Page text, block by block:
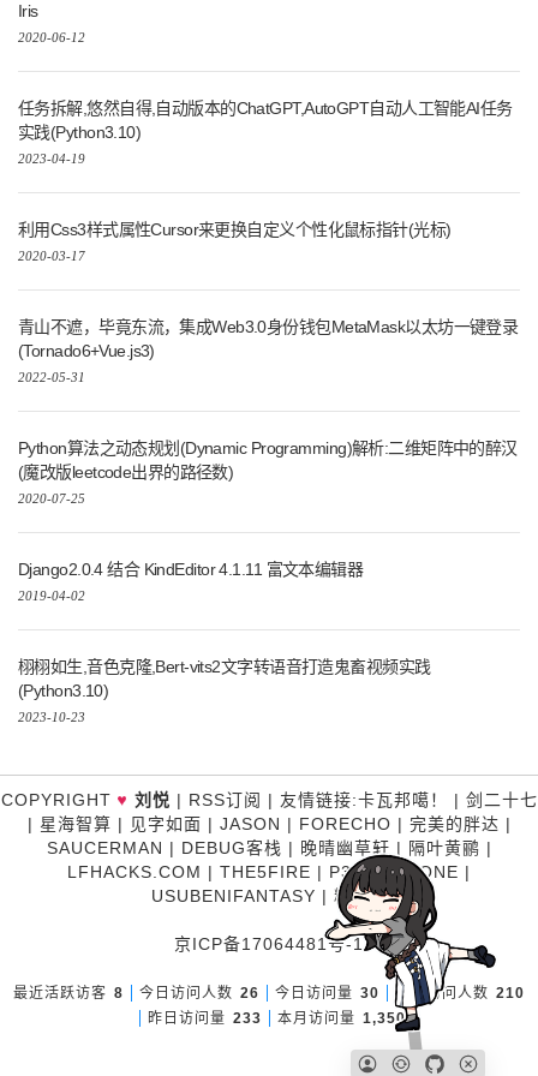
Iris
2020-06-12
任务拆解,悠然自得,自动版本的ChatGPT,AutoGPT自动人工智能AI任务
实践(Python3.10)
2023-04-19
利用Css3样式属性Cursor来更换自定义个性化鼠标指针(光标)
2020-03-17
青山不遮，毕竟东流，集成Web3.0身份钱包MetaMask以太坊一键登录
(Tornado6+Vue.js3)
2022-05-31
Python算法之动态规划(Dynamic Programming)解析:二维矩阵中的醉汉
(魔改版leetcode出界的路径数)
2020-07-25
Django2.0.4 结合 KindEditor 4.1.11 富文本编辑器
2019-04-02
栩栩如生,音色克隆,Bert-vits2文字转语音打造鬼畜视频实践
(Python3.10)
2023-10-23
COPYRIGHT ♥ 刘悦 | RSS订阅 | 友情链接:卡瓦邦噶！ | 剑二十七
| 星海智算 | 见字如面 | JASON | FORECHO | 完美的胖达 |
SAUCERMAN | DEBUG客栈 | 晚晴幽草轩 | 隔叶黄鹂 |
LFHACKS.COM | THE5FIRE | P3TERX ZONE |
USUBENIFANTASY | 糊涂说
京ICP备17064481号-1
最近活跃访客 8 今日访问人数 26 今日访问量 30 昨日访问人数 210
昨日访问量 233 本月访问量 1,350